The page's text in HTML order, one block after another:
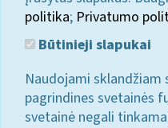
politika; Privatumo
Būtinieji slapukai
Naudojami
pagrindines svetainės
svetainė negali